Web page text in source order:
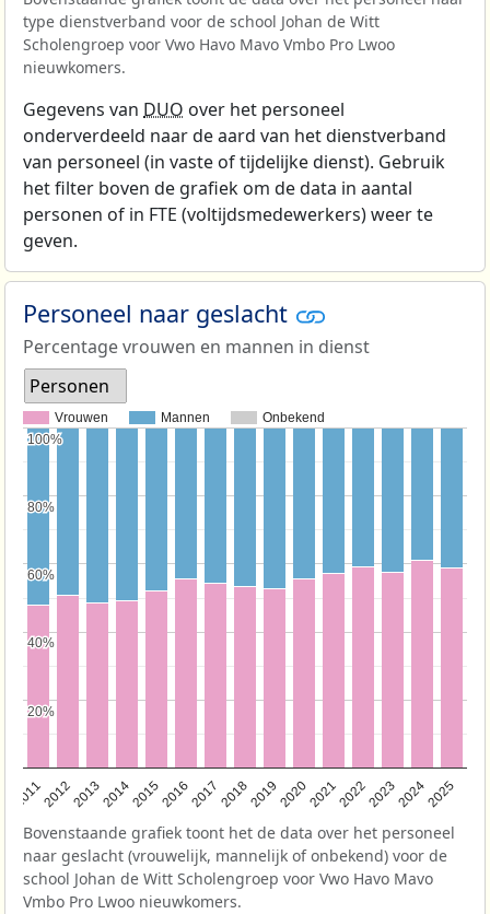
type dienstverband voor de school Johan de Witt
Scholengroep voor Vwo Havo Mavo Vmbo Pro Lwoo
nieuwkomers.
Gegevens van DUO over het personeel
onderverdeeld naar de aard van het dienstverband
van personeel (in vaste of tijdelijke dienst). Gebruik
het filter boven de grafiek om de data in aantal
personen of in FTE (voltijdsmedewerkers) weer te
geven.
Personeel naar geslacht
Percentage vrouwen en mannen in dienst
Personen
Vrouwen Mannen Onbekend
201120122013201420152016201720182019202020212022202320242025
20%
20%
40%
40%
60%
60%
80%
80%
100%
100%
Bovenstaande grafiek toont het de data over het personeel
naar geslacht (vrouwelijk, mannelijk of onbekend) voor de
school Johan de Witt Scholengroep voor Vwo Havo Mavo
Vmbo Pro Lwoo nieuwkomers.